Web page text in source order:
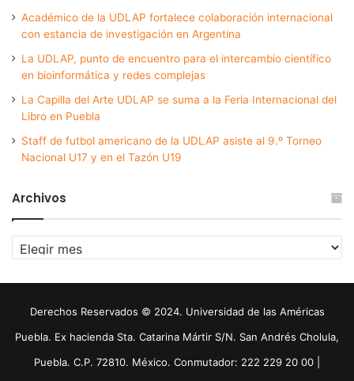
Académico de la UDLAP fortalece colaboración internacional
con estancia de investigación en Argentina
La UDLAP, punto de encuentro para el intercambio científico
en bioinformática y redes complejas
La Capilla del Arte UDLAP se suma a la Feria Internacional del
Libro en Puebla
Staff de futbol americano de la UDLAP asiste al 9.º Torneo
Nacional U17 y en el Tazón U19
Archivos
Archivos
Derechos Reservados © 2024. Universidad de las Américas
Puebla. Ex hacienda Sta. Catarina Mártir S/N. San Andrés Cholula,
Puebla. C.P. 72810. México. Conmutador: 222 229 20 00 |